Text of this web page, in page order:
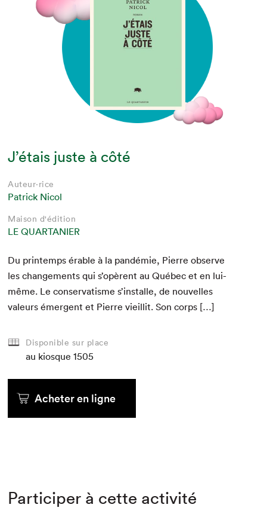
J’étais juste à côté
Auteur·rice
Patrick Nicol
Maison d'édition
LE QUARTANIER
Du print­emps érable à la pandémie, Pierre observe
les change­ments qui s’opèrent au Québec et en lui-
même. Le con­ser­vatisme s’installe, de nou­velles
valeurs émer­gent et Pierre vieil­lit. Son corps […]
Disponible sur place
au kiosque 1505
Acheter en ligne
Participer à cette activité